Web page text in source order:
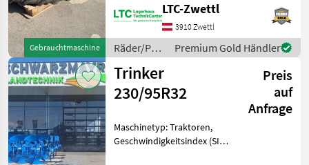
Gebrauchtmaschine
Reifentyp: Rad; Hersteller
und Baureihe der
passenden Maschine:
Geotrac 74 ; Anbauposition
der Räder/Reife
LTC-Zwettl
3910 Zwettl
Räder/Pneu/Felgen
/ Sonstige
Premium Gold Händler
Trinker
230/95R32
Preis
auf
Anfrage
Maschinetyp: Traktoren,
Geschwindigkeitsindex (SI):